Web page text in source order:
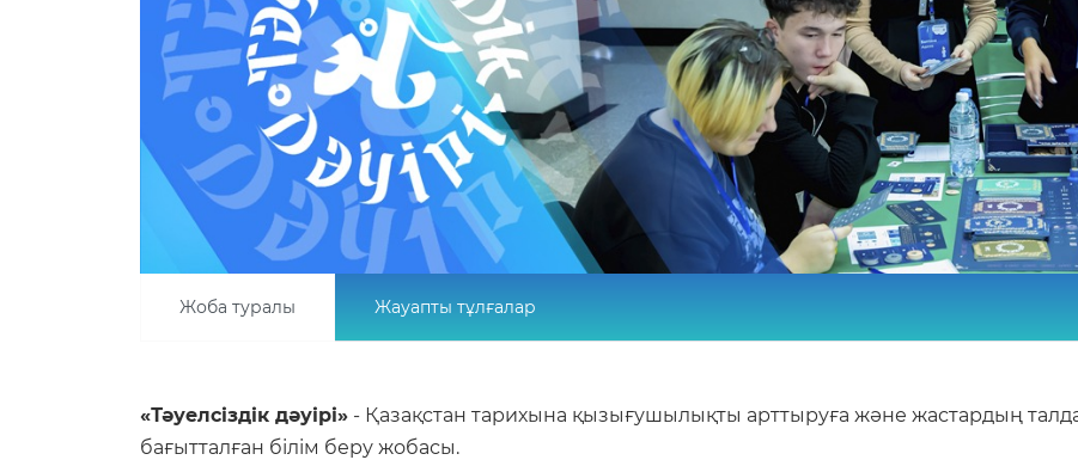
Жоба туралы Жауапты тұлғалар
«Тәуелсіздік дәуірі» - Қазақстан тарихына қызығушылықты арттыруға және жастардың
бағытталған білім беру жобасы.